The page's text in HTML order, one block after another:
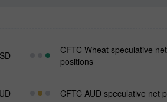
CFTC Wheat speculative net
positions
CFTC AUD speculative net